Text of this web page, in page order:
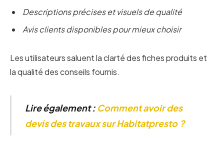
Descriptions précises et visuels de qualité
Avis clients disponibles pour mieux choisir
Les utilisateurs saluent la clarté des fiches produits et
la qualité des conseils fournis.
Lire également : Comment avoir des
devis des travaux sur Habitatpresto ?